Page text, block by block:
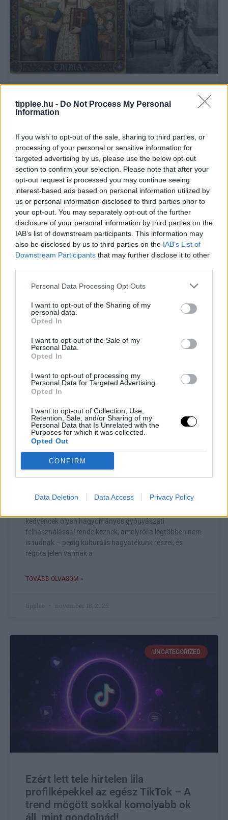
tipplee.hu - Do Not Process My Personal
Information
If you wish to opt-out of the sale, sharing to third parties, or
processing of your personal or sensitive information for
targeted advertising by us, please use the below opt-out
section to confirm your selection. Please note that after your
opt-out request is processed you may continue seeing
interest-based ads based on personal information utilized by
us or personal information disclosed to third parties prior to
your opt-out. You may separately opt-out of the further
disclosure of your personal information by third parties on the
IAB’s list of downstream participants. This information may
also be disclosed by us to third parties on the IAB’s List of
Downstream Participants that may further disclose it to other
Personal Data Processing Opt Outs
I want to opt-out of the Sharing of my
personal data.
Opted In
I want to opt-out of the Sale of my
Personal Data.
Opted In
I want to opt-out of processing my
Personal Data for Targeted Advertising.
Opted In
I want to opt-out of Collection, Use,
Retention, Sale, and/or Sharing of my
Personal Data that Is Unrelated with the
Purposes for which it was collected.
Opted Out
CONFIRM
Data Deletion Data Access Privacy Policy
Emma névnap – Jelentése, eredete,
szentek, névnapdátumok
Az Emma név már évek óta töretlenül népszerű
Magyarországon. Rövid, dallamos hangzása és
nemzetközi ismertsége miatt rengeteg szülő választja
újszülött kislányának, így sok családban vált meghitt és
fontos ünneppé az Emma névnap. De miért van két fő
Emma névnap? Kikhez kötődnek ezek a dátumok, milyen
eredet rejlik a név mögött,
TOVÁBB OLVASOM »
tipplee november 23, 2025
5 ismert szobanövény, amelyről nem
is gondolnád, hogy gyógynövényként
is megállja a helyét
A legtöbb szobanövényt azért tartjuk, mert szépek,
olyan dísznövények, amelyek sokkal többet tudnak
kedvencek olyan hagyományos gyógyászati
felhasználással rendelkeznek, amelyről a legtöbben nem
is tudnak – pedig kulturális hagyatékunk részei, és
régóta jelen vannak a
TOVÁBB OLVASOM »
UNCATEGORIZED
Ezért lett tele hirtelen lila
profilképekkel az egész TikTok – A
trend mögött sokkal komolyabb ok
áll, mint gondolnád!